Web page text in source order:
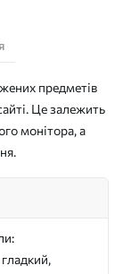
предметів
Це залежить
монітора, а